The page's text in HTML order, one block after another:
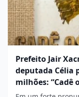
Prefeito Jair
deputada Célia
milhões: “Cadê